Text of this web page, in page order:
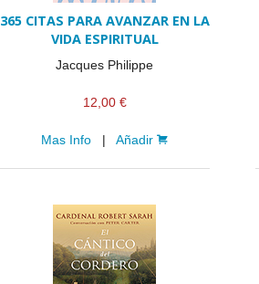
365 CITAS PARA AVANZAR EN LA
VIDA ESPIRITUAL
Jacques Philippe
12,00 €
Mas Info |Añadir